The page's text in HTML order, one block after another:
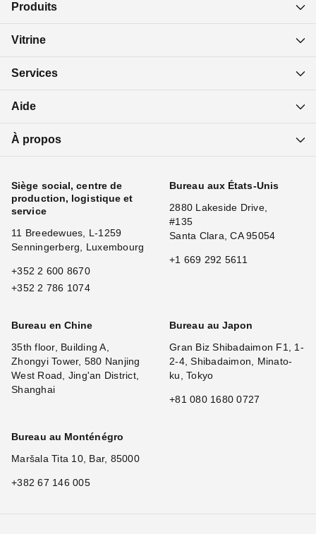
Produits
Vitrine
Services
Aide
À propos
Siège social, centre de
production, logistique et
service
11 Breedewues, L-1259
Senningerberg, Luxembourg
+352 2 600 8670
+352 2 786 1074
Bureau aux États-Unis
2880 Lakeside Drive,
#135
Santa Clara, CA 95054
+1 669 292 5611
Bureau en Chine
35th floor, Building A,
Zhongyi Tower, 580 Nanjing
West Road, Jing'an District,
Shanghai
Bureau au Japon
Gran Biz Shibadaimon F1, 1-
2-4, Shibadaimon, Minato-
ku, Tokyo
+81 080 1680 0727
Bureau au Monténégro
Maršala Tita 10, Bar, 85000
+382 67 146 005